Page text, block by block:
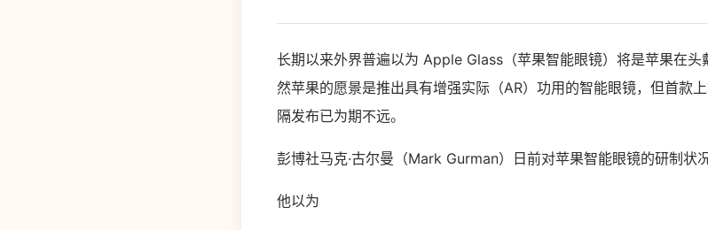
长期以来外界普遍以为 Apple Glass（苹果智能眼镜）将是苹果在头
然苹果的愿景是推出具有增强实际（AR）功用的智能眼镜，但首款
隔发布已为期不远。
彭博社马克·古尔曼（Mark Gurman）日前对苹果智能眼镜的研制状
他以为